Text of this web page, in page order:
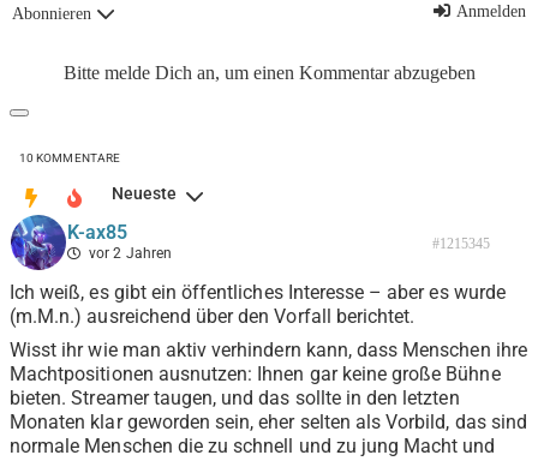
Abonnieren Anmelden
Bitte melde Dich an, um einen Kommentar abzugeben
10 KOMMENTARE
Neueste
K-ax85
vor 2 Jahren
#1215345
Ich weiß, es gibt ein öffentliches Interesse – aber es wurde
(m.M.n.) ausreichend über den Vorfall berichtet.
Wisst ihr wie man aktiv verhindern kann, dass Menschen ihre
Machtpositionen ausnutzen: Ihnen gar keine große Bühne
bieten. Streamer taugen, und das sollte in den letzten
Monaten klar geworden sein, eher selten als Vorbild, das sind
normale Menschen die zu schnell und zu jung Macht und